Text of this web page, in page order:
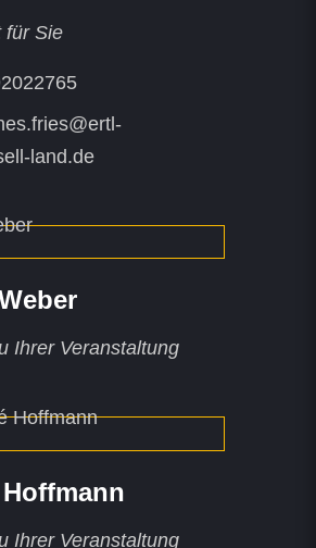
für Sie
land.de
Ihrer Veranstaltung
Ihrer Veranstaltung